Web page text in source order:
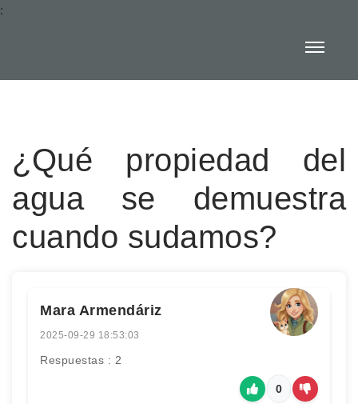
:
¿Qué propiedad del
agua se demuestra
cuando sudamos?
Mara Armendáriz
2025-09-29 18:53:03
Respuestas : 2
0